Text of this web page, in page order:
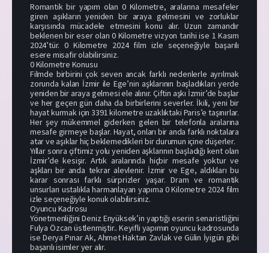
Romantik bir yapım olan 0 Kilometre, aralarına mesafeler
giren aşıkların yeniden bir araya gelmesini ve zorluklar
karşısında mücadele etmesini konu alır. Uzun zamandır
beklenen bir eser olan 0 Kilometre vizyon tarihi ise 1 Kasım
2024’tür. 0 Kilometre 2024 film izle seçeneğiyle başarılı
esere misafir olabilirsiniz.
0 Kilometre Konusu
Filmde birbirini çok seven ancak farklı nedenlerle ayrılmak
zorunda kalan İzmir ile Ege’nin aşklarının başladıkları yerde
yeniden bir araya gelmesi ele alınır. Çiftin aşkı İzmir’de başlar
ve her geçen gün daha da birbirlerini severler. İkili, yeni bir
hayat kurmak için 3391 kilometre uzaklıktaki Paris’e taşınırlar.
Her şey mükemmel giderken gelen bir telefonla aralarına
mesafe girmeye başlar. Hayat, onları bir anda farklı noktalara
atar ve aşıklar hiç beklemedikleri bir durumun içine düşerler.
Yıllar sonra çiftimiz yolu yeniden aşklarının başladığı kent olan
İzmir’de kesişir. Artık aralarında hiçbir mesafe yoktur ve
aşkları bir anda tekrar alevlenir. İzmir ve Ege, aldıkları bu
karar sonrası farklı sürprizler yaşar. Dram ve romantik
unsurları ustalıkla harmanlayan yapıma 0 Kilometre 2024 film
izle seçeneğiyle konuk olabilirsiniz.
Oyuncu Kadrosu
Yönetmenliğini Deniz Enyüksek’in yaptığı eserin senaristliğini
Fulya Özcan üstlenmiştir.. Keyifli yapımın oyuncu kadrosunda
ise Derya Pınar Ak, Ahmet Haktan Zavlak ve Gülin İyigün gibi
başarılı isimler yer alır.